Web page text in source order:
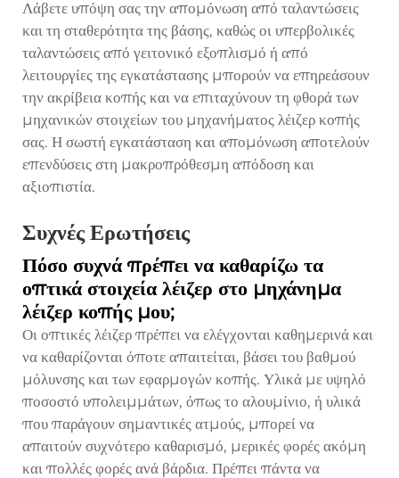
Λάβετε υπόψη σας την απομόνωση από ταλαντώσεις
και τη σταθερότητα της βάσης, καθώς οι υπερβολικές
ταλαντώσεις από γειτονικό εξοπλισμό ή από
λειτουργίες της εγκατάστασης μπορούν να επηρεάσουν
την ακρίβεια κοπής και να επιταχύνουν τη φθορά των
μηχανικών στοιχείων του μηχανήματος λέιζερ κοπής
σας. Η σωστή εγκατάσταση και απομόνωση αποτελούν
επενδύσεις στη μακροπρόθεσμη απόδοση και
αξιοπιστία.
Συχνές Ερωτήσεις
Πόσο συχνά πρέπει να καθαρίζω τα
οπτικά στοιχεία λέιζερ στο μηχάνημα
λέιζερ κοπής μου;
Οι οπτικές λέιζερ πρέπει να ελέγχονται καθημερινά και
να καθαρίζονται όποτε απαιτείται, βάσει του βαθμού
μόλυνσης και των εφαρμογών κοπής. Υλικά με υψηλό
ποσοστό υπολειμμάτων, όπως το αλουμίνιο, ή υλικά
που παράγουν σημαντικές ατμούς, μπορεί να
απαιτούν συχνότερο καθαρισμό, μερικές φορές ακόμη
και πολλές φορές ανά βάρδια. Πρέπει πάντα να